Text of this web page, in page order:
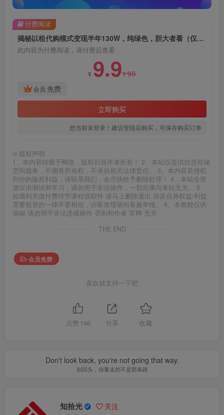
揭秘以租代购模式变现半年130W，纯绿色，胆大者看（仅揭秘）
此内容为付费阅读，请付费后查看
¥ 9.9¥99
会员 免费
立即购买
您当前未登录！建议登陆后购买，可保存购买订单
付费阅读
© 版权声明
1、本内容转载于网络，版权归原作者所有！ 2、本站仅提供信息存储
空间服务，不拥有所有权，不承担相关法律责任。 3、本内容若侵犯
到你的版权利益，请联系我们，会尽快给予删除处理！ 4、本站全资
源仅供测试和学习，请勿用于非法操作，一切后果与本站无关。 5、
如遇到充值付费环节课程或软件 请马上删除退出 涉及自身权益/利益
需要投资的一律不要相信，访客发现请向客服举报。 6、本教程仅供
揭秘 请勿用于非法违规操作 否则和作者 官网 无关
THE END
会员免费
喜欢就支持一下吧
点赞 146 分享 收藏
Don't look back, you're not going that way.
别回头，你要走的不是那条路
知拾光 关注